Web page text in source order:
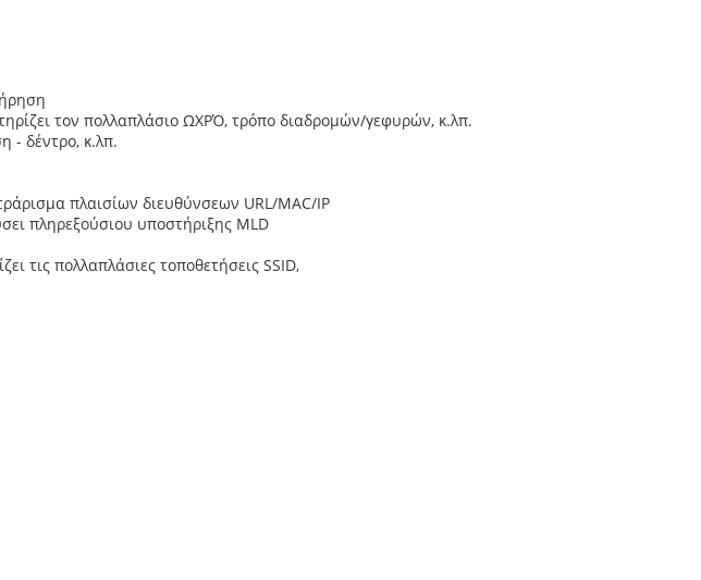
τον πολλαπλάσιο ΩΧΡΌ, τρόπο διαδρομών/γεφυρών, κ.λπ.
- δέντρο, κ.λπ.
πλαισίων διευθύνσεων URL/MAC/IP
πληρεξούσιου υποστήριξης MLD
τις πολλαπλάσιες τοποθετήσεις SSID,